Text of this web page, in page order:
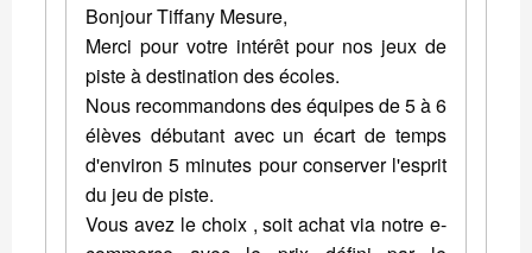
Bonjour Tiffany Mesure,
Merci pour votre intérêt pour nos jeux de
piste à destination des écoles.
Nous recommandons des équipes de 5 à 6
élèves débutant avec un écart de temps
d'environ 5 minutes pour conserver l'esprit
du jeu de piste.
Vous avez le choix , soit achat via notre e-